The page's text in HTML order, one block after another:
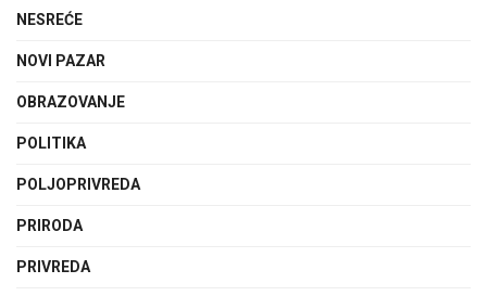
NESREĆE
NOVI PAZAR
OBRAZOVANJE
POLITIKA
POLJOPRIVREDA
PRIRODA
PRIVREDA